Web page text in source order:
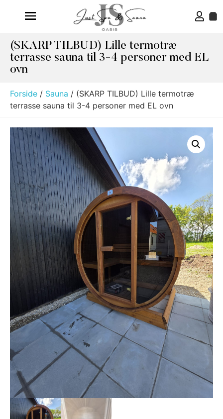
(SKARP TILBUD) Lille termotræ
terrasse sauna til 3-4 personer med EL
ovn
Forside / Sauna / (SKARP TILBUD) Lille termotræ
terrasse sauna til 3-4 personer med EL ovn